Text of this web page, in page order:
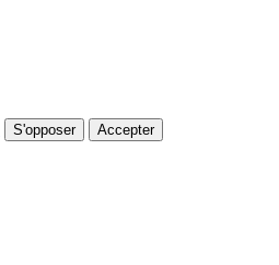
S'opposer Accepter